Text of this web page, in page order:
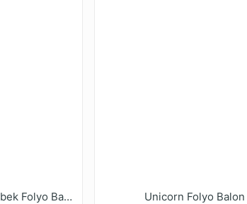
Giyilebilir Kanatlı Kelebek Folyo Balon 125*90cm Unicorn Folyo Balon